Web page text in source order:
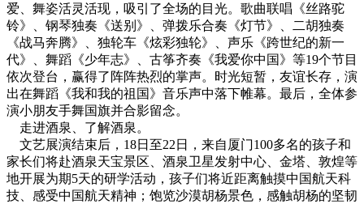
爱、舞姿活灵活现，吸引了全场的目光。歌曲联唱《丝路驼
铃》、钢琴独奏《送别》、弹拨乐合奏《灯节》、二胡独奏
《战马奔腾》、独轮车《炫彩独轮》、声乐《跨世纪的新一
代》、舞蹈《少年志》、古筝齐奏《我爱你中国》等19个节目
依次登台，赢得了阵阵热烈的掌声。时光短暂，友谊长存，演
出在舞蹈《我和我的祖国》音乐声中落下帷幕。最后，全体参
演小朋友手舞国旗并合影留念。
走进酒泉、了解酒泉。
文艺展演结束后，18日至22日，来自厦门100多名的孩子和
家长们将赴酒泉天宝景区、酒泉卫星发射中心、金塔、敦煌等
地开展为期5天的研学活动，孩子们将近距离触摸中国航天科
技、感受中国航天精神；饱览沙漠胡杨景色，感触胡杨的坚韧